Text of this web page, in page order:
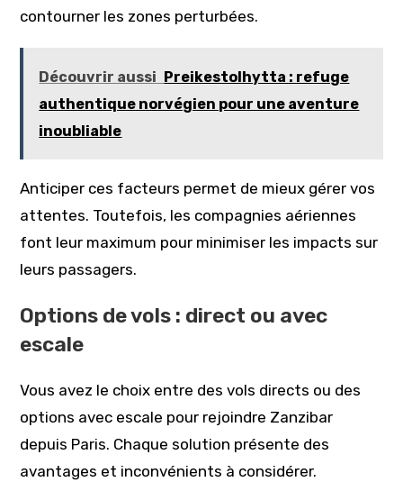
contourner les zones perturbées.
Découvrir aussi
Preikestolhytta : refuge
authentique norvégien pour une aventure
inoubliable
Anticiper ces facteurs permet de mieux gérer vos
attentes. Toutefois, les compagnies aériennes
font leur maximum pour minimiser les impacts sur
leurs passagers.
Options de vols : direct ou avec
escale
Vous avez le choix entre des vols directs ou des
options avec escale pour rejoindre Zanzibar
depuis Paris. Chaque solution présente des
avantages et inconvénients à considérer.